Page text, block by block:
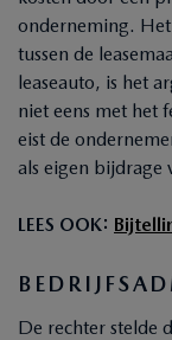
onderneming.
tussen de
leaseauto, is het
niet eens met het
eist de
als eigen bijdrage
LEES OOK:
De rechter stelde